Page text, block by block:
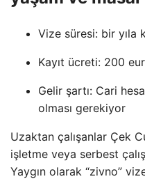
Vize süresi: bir yıla
Kayıt ücreti: 200
Gelir şartı: Cari
olması gerekiyor
Uzaktan çalışanlar Çek
işletme veya serbest
Yaygın olarak “zivno”